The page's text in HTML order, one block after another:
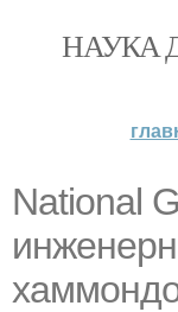
НАУКА
National